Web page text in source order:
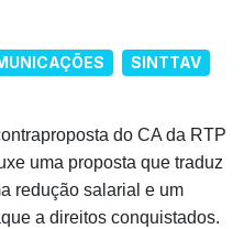
SINTTAV
do CA da RTP
uma proposta que traduz
redução salarial e um
a direitos conquistados.